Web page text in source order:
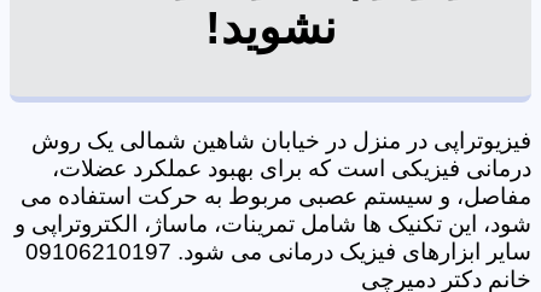
نشوید!
فیزیوتراپی در منزل در خیابان شاهین شمالی یک روش
درمانی فیزیکی است که برای بهبود عملکرد عضلات،
مفاصل، و سیستم عصبی مربوط به حرکت استفاده می
شود، این تکنیک ها شامل تمرینات، ماساژ، الکتروتراپی و
سایر ابزارهای فیزیک درمانی می شود. 09106210197
خانم دکتر دمیرچی